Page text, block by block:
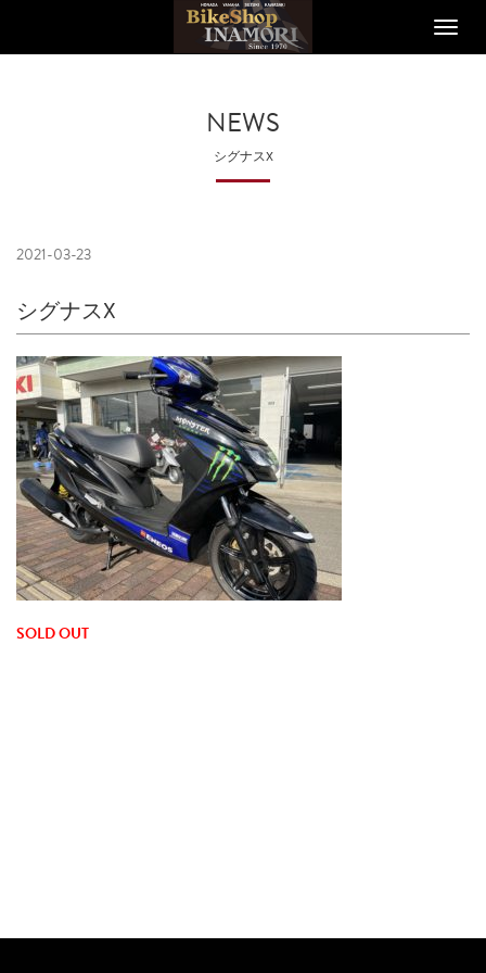
Toggle
NEWS
シグナスX
2021-03-23
シグナスX
SOLD OUT